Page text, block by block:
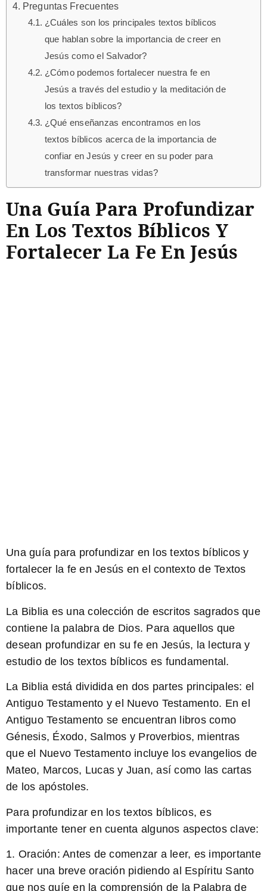
Preguntas Frecuentes
¿Cuáles son los principales textos bíblicos
que hablan sobre la importancia de creer en
Jesús como el Salvador?
¿Cómo podemos fortalecer nuestra fe en
Jesús a través del estudio y la meditación de
los textos bíblicos?
¿Qué enseñanzas encontramos en los
textos bíblicos acerca de la importancia de
confiar en Jesús y creer en su poder para
transformar nuestras vidas?
Una Guía Para Profundizar
En Los Textos Bíblicos Y
Fortalecer La Fe En Jesús
Una guía para profundizar en lostextos bíblicos y
fortalecer la fe en Jesús en el contexto de Textos
bíblicos.
La Biblia es una colección de escritos sagrados que
contiene la palabra de Dios. Para aquellos que
desean profundizar en sufe en Jesús, la lectura y
estudio de los textos bíblicos es fundamental.
La Biblia está dividida en dos partes principales: el
Antiguo Testamento y el Nuevo Testamento. En el
Antiguo Testamento se encuentran libros como
Génesis, Éxodo, Salmos y Proverbios, mientras
que el Nuevo Testamento incluye los evangelios de
Mateo, Marcos, Lucas y Juan, así como las cartas
de los apóstoles.
Para profundizar en los textos bíblicos, es
importante tener en cuenta algunos aspectos clave:
1. Oración: Antes de comenzar a leer, es importante
hacer una breve oración pidiendo al Espíritu Santo
que nos guíe en la comprensión de la Palabra de